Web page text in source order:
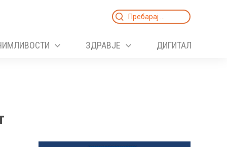
Search
ЗДРАВЈЕ ДИГИТАЛ